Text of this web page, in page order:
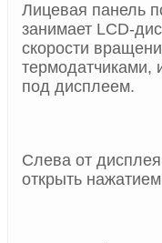
Лицевая панель
занимает LCD-
скорости
термодатчиками,
под дисплеем.
Слева от
открыть